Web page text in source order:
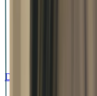
Download on the